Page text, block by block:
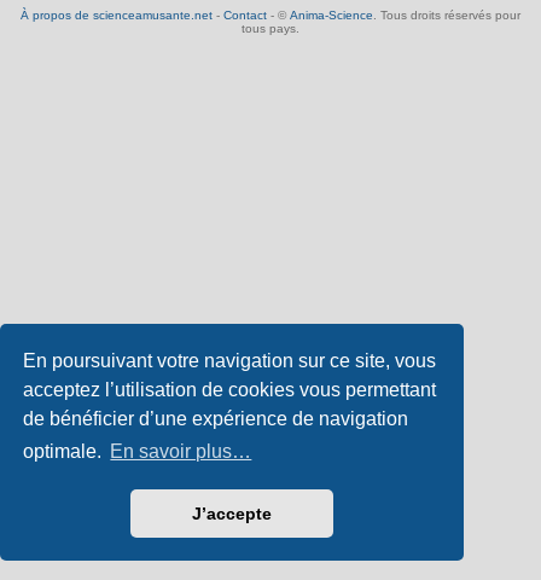
En poursuivant votre navigation sur ce site, vous
acceptez l’utilisation de cookies vous permettant
de bénéficier d’une expérience de navigation
optimale. En savoir plus…
J’accepte
À propos de scienceamusante.net - Contact - © Anima-Science . Tous droits réservés pour
tous pays.